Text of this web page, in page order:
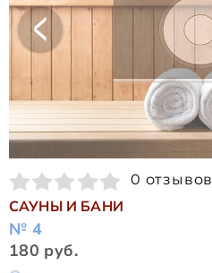
0 отзывов
САУНЫ И БАНИ
№ 4
180 руб.